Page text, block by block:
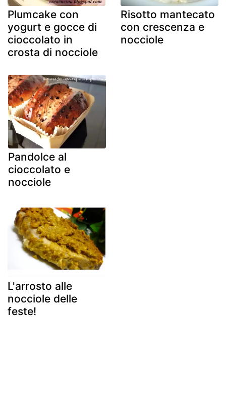
Plumcake con
yogurt e gocce di
cioccolato in
crosta di nocciole
Risotto mantecato
con crescenza e
nocciole
Pandolce al
cioccolato e
nocciole
L'arrosto alle
nocciole delle
feste!